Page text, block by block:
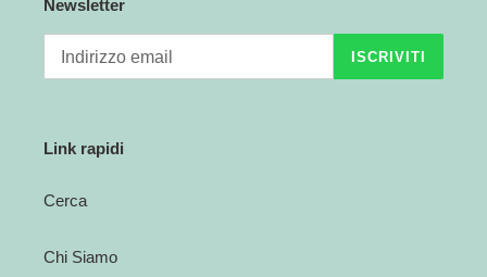
Newsletter
ISCRIVITI
Link rapidi
Cerca
Chi Siamo